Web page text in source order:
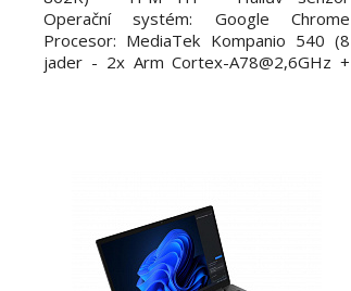
Operační systém: Google Chrome
Procesor: MediaTek Kompanio 540 (8
jader - 2x Arm Cortex-A78@2,6GHz +